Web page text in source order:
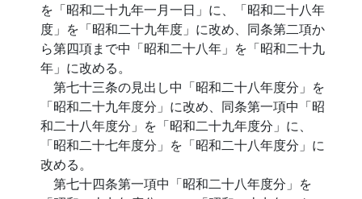
を「昭和二十九年一月一日」に、「昭和二十八年
度」を「昭和二十九年度」に改め、同条第二項か
ら第四項まで中「昭和二十八年」を「昭和二十九
年」に改める。
第七十三条の見出し中「昭和二十八年度分」を
「昭和二十九年度分」に改め、同条第一項中「昭
和二十八年度分」を「昭和二十九年度分」に、
「昭和二十七年度分」を「昭和二十八年度分」に
改める。
第七十四条第一項中「昭和二十八年度分」を